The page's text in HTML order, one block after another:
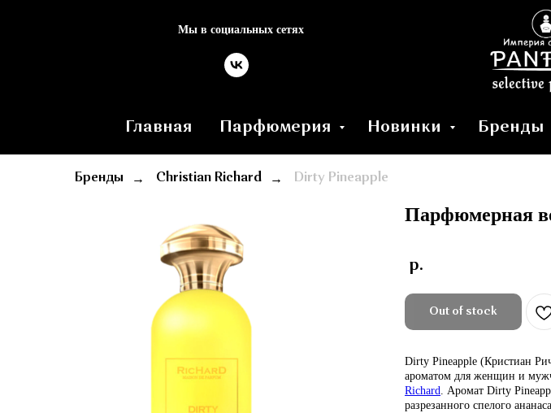
Мы в социальных сетях
Главная Парфюмерия Новинки Бренды
Бренды → Christian Richard → Dirty Pineapple
Парфюмерная
р.
Out of stock
Dirty Pineapple (Кристиан
ароматом для женщин и
Richard. Аромат Dirty
разрезанного спелого